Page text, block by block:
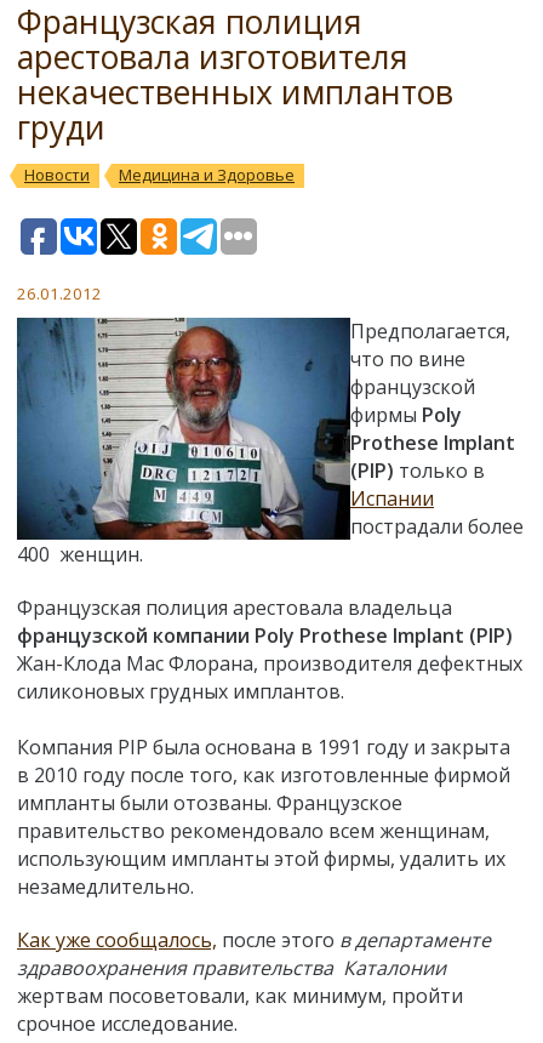
Французская полиция
арестовала изготовителя
некачественных имплантов
груди
Новости Медицина и Здоровье
26.01.2012
Предполагается,
что по вине
французской
фирмы Poly
Prothese Implant
(PIP) только в
Испании
пострадали более
400 женщин.
Французская полиция арестовала владельца
французской компании Poly Prothese Implant (PIP)
Жан-Клода Мас Флорана, производителя дефектных
силиконовых грудных имплантов.
Компания PIP была основана в 1991 году и закрыта
в 2010 году после того, как изготовленные фирмой
импланты были отозваны. Французское
правительство рекомендовало всем женщинам,
использующим импланты этой фирмы, удалить их
незамедлительно.
Как уже сообщалось, после этого в департаменте
здравоохранения правительства Каталонии
жертвам посоветовали, как минимум, пройти
срочное исследование.